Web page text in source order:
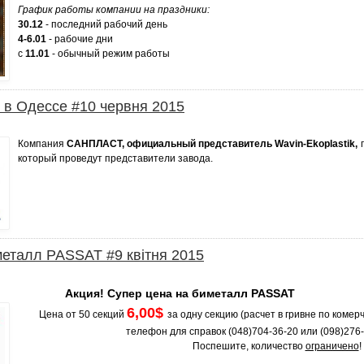
График работы компании на праздники:
30.12 - последний рабочий день
4-6.01 - рабочие дни
с 11.01 - обычный режим работы
Одессе #10 червня 2015
Компания САНПЛАСТ, официальный представитель Wavin-Ekoplastik,
который проведут представители завода.
PASSAT #9 квітня 2015
Акция! Супер цена на биметалл PASSAT
Цена от 50 секций 6,00$ за одну секцию (расчет в гривне по
телефон для справок (048)704-36-20 или
Поспешите, количество ограничено!